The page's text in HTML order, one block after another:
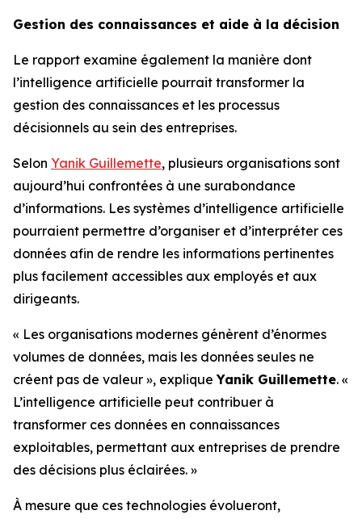
Gestion des connaissances et aide à la décision
Le rapport examine également la manière dont
l’intelligence artificielle pourrait transformer la
gestion des connaissances et les processus
décisionnels au sein des entreprises.
Selon Yanik Guillemette, plusieurs organisations sont
aujourd’hui confrontées à une surabondance
d’informations. Les systèmes d’intelligence artificielle
pourraient permettre d’organiser et d’interpréter ces
données afin de rendre les informations pertinentes
plus facilement accessibles aux employés et aux
dirigeants.
« Les organisations modernes génèrent d’énormes
volumes de données, mais les données seules ne
créent pas de valeur », expliqueYanik Guillemette. «
L’intelligence artificielle peut contribuer à
transformer ces données en connaissances
exploitables, permettant aux entreprises de prendre
des décisions plus éclairées. »
À mesure que ces technologies évolueront,